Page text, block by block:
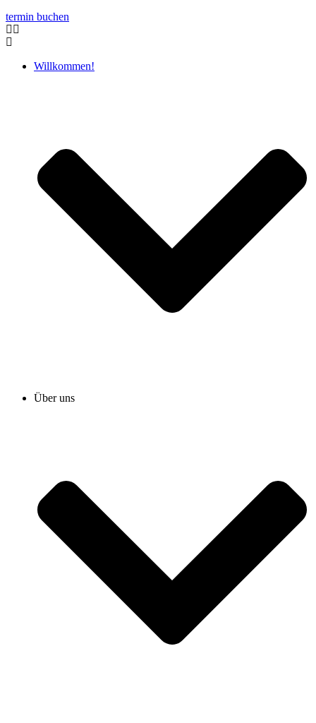
termin buchen
Willkommen!
Über uns